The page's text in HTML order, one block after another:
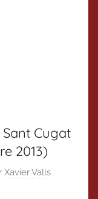
Cugat
2013)
Xavier Valls